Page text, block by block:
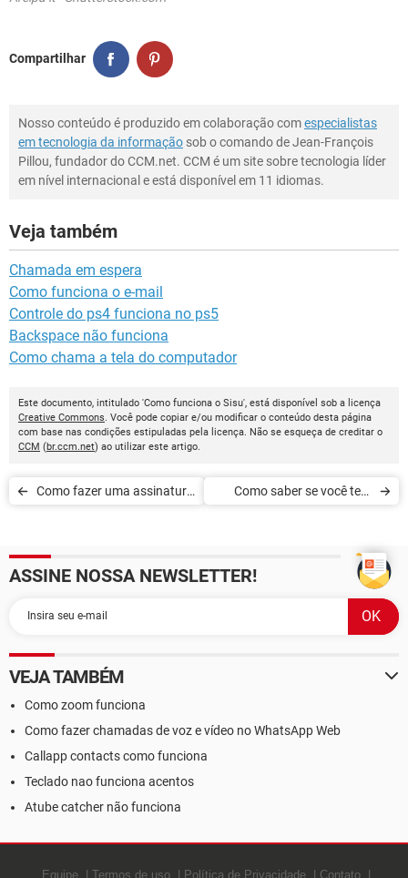
Compartilhar
Nosso conteúdo é produzido em colaboração comespecialistas
em tecnologia da informação sob o comando de Jean-François
Pillou, fundador do CCM.net. CCM é um site sobre tecnologia líder
em nível internacional e está disponível em 11 idiomas.
Veja também
Chamada em espera
Como funciona o e-mail
Controle do ps4 funciona no ps5
Backspace não funciona
Como chama a tela do computador
Este documento, intitulado 'Como funciona o Sisu', está disponível sob a licença
Creative Commons. Você pode copiar e/ou modificar o conteúdo desta página
com base nas condições estipuladas pela licença. Não se esqueça de creditar o
CCM (br.ccm.net) ao utilizar este artigo.
Como fazer uma assinatura
Como saber se você tem
ASSINE NOSSA NEWSLETTER!
VEJA TAMBÉM
Como zoom funciona
Como fazer chamadas de voz e vídeo no WhatsApp Web
Callapp contacts como funciona
Teclado nao funciona acentos
Atube catcher não funciona
Equipe Termos de uso Política de Privacidade Contato